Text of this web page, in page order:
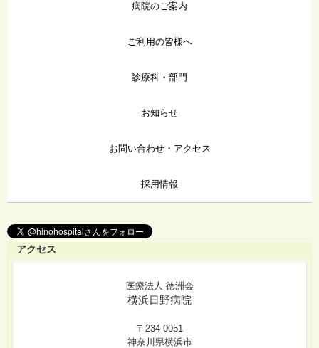
病院のご案内
ご利用の皆様へ
診療科・部門
お知らせ
お問い合わせ・アクセス
採用情報
アクセス
医療法人 徳洲会
横浜日野病院
〒234-0051
神奈川県横浜市